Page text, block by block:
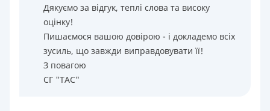
Дякуємо за відгук, теплі слова та високу
оцінку!
Пишаємося вашою довірою - і докладемо всіх
зусиль, що завжди виправдовувати її!
З повагою
СГ "ТАС"